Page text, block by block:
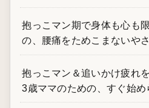
抱っこマン期で身体も心も
の、腰痛をためこまないや
抱っこマン＆追いかけ疲れ
3歳ママのための、すぐ始